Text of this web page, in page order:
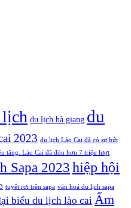
lịch du lịch hà giang du
2023 du lịch Lào Cai đã có sự bứt
tăng. Lào Cai đã đón hơn 7 triệu lượt
Sapa 2023 hiệp hội
tuyết rơi trên sapa văn hoá du lịch sapa
biểu du lịch lào cai Ẩm